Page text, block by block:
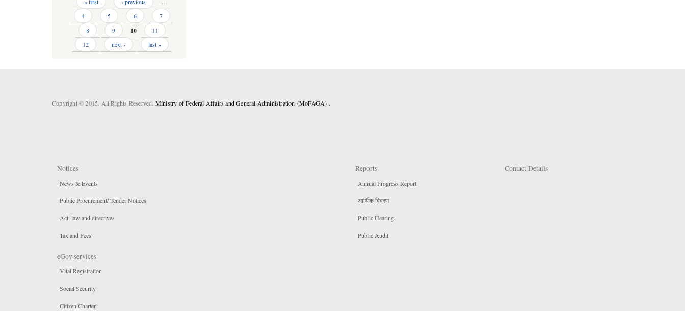
4
5 6
7
8
9 10
11
12
next › last »
Copyright © 2015. All Rights Reserved. Ministry of Federal Affairs and General Administration (MoFAGA) .
Notices
News & Events
Public Procurement/ Tender Notices
Act, law and directives
Tax and Fees
eGov services
Vital Registration
Social Security
Citizen Charter
Reports
Annual Progress Report
आर्थिक विवरण
Public Hearing
Public Audit
Contact Details